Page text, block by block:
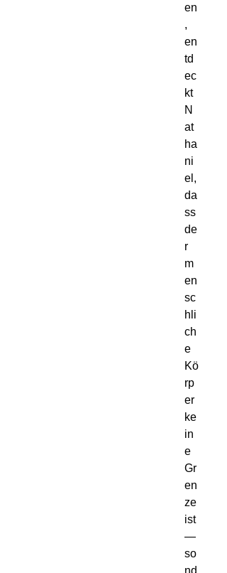
en
,
en
td
ec
kt
N
at
ha
ni
el,
da
ss
de
r
m
en
sc
hli
ch
e
Kö
rp
er
ke
in
e
Gr
en
ze
ist
—
so
nd